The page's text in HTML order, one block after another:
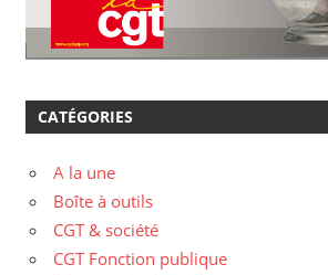
CATÉGORIES
A la une
Boîte à outils
CGT & société
CGT Fonction publique